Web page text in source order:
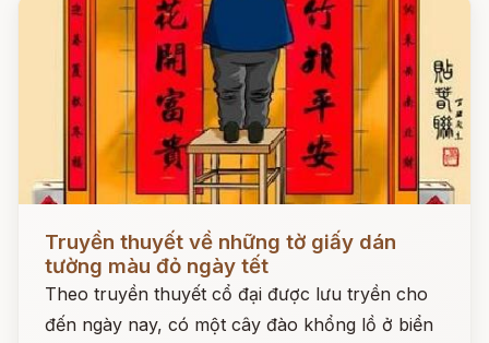
Đọc ngay
Truyền thuyết về những tờ giấy dán
tường màu đỏ ngày tết
Theo truyền thuyết cổ đại được lưu tryền cho
đến ngày nay, có một cây đào khổng lồ ở biển